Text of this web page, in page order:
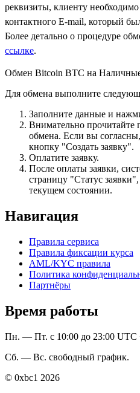
реквизиты, клиенту необходимо
контактного Е-mail, который
Более детально о процедуре
ссылке.
Обмен Bitcoin BTC на
Для обмена выполните
Заполните данные и
Внимательно прочитайте
обмена. Если вы
кнопку "Создать заявку".
Оплатите заявку.
После оплаты заявки,
страницу "Статус
текущем состоянии.
Навигация
Правила сервиса
Правила фиксации курса
AML/KYC правила
Политика
Партнёры
Время работы
Пн. — Пт. с 10:00 до 23:00 UTC
Сб. — Вс. свободный график.
© 0xbc1 2026